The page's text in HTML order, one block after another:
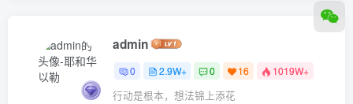
admin
0 2.9W+ 0 16 1019W+
行动是根本，想法锦上添花